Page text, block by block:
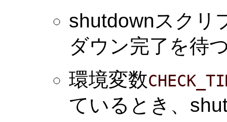
shutdownスクリ
ダウン完了を待
環境変数
ているとき、